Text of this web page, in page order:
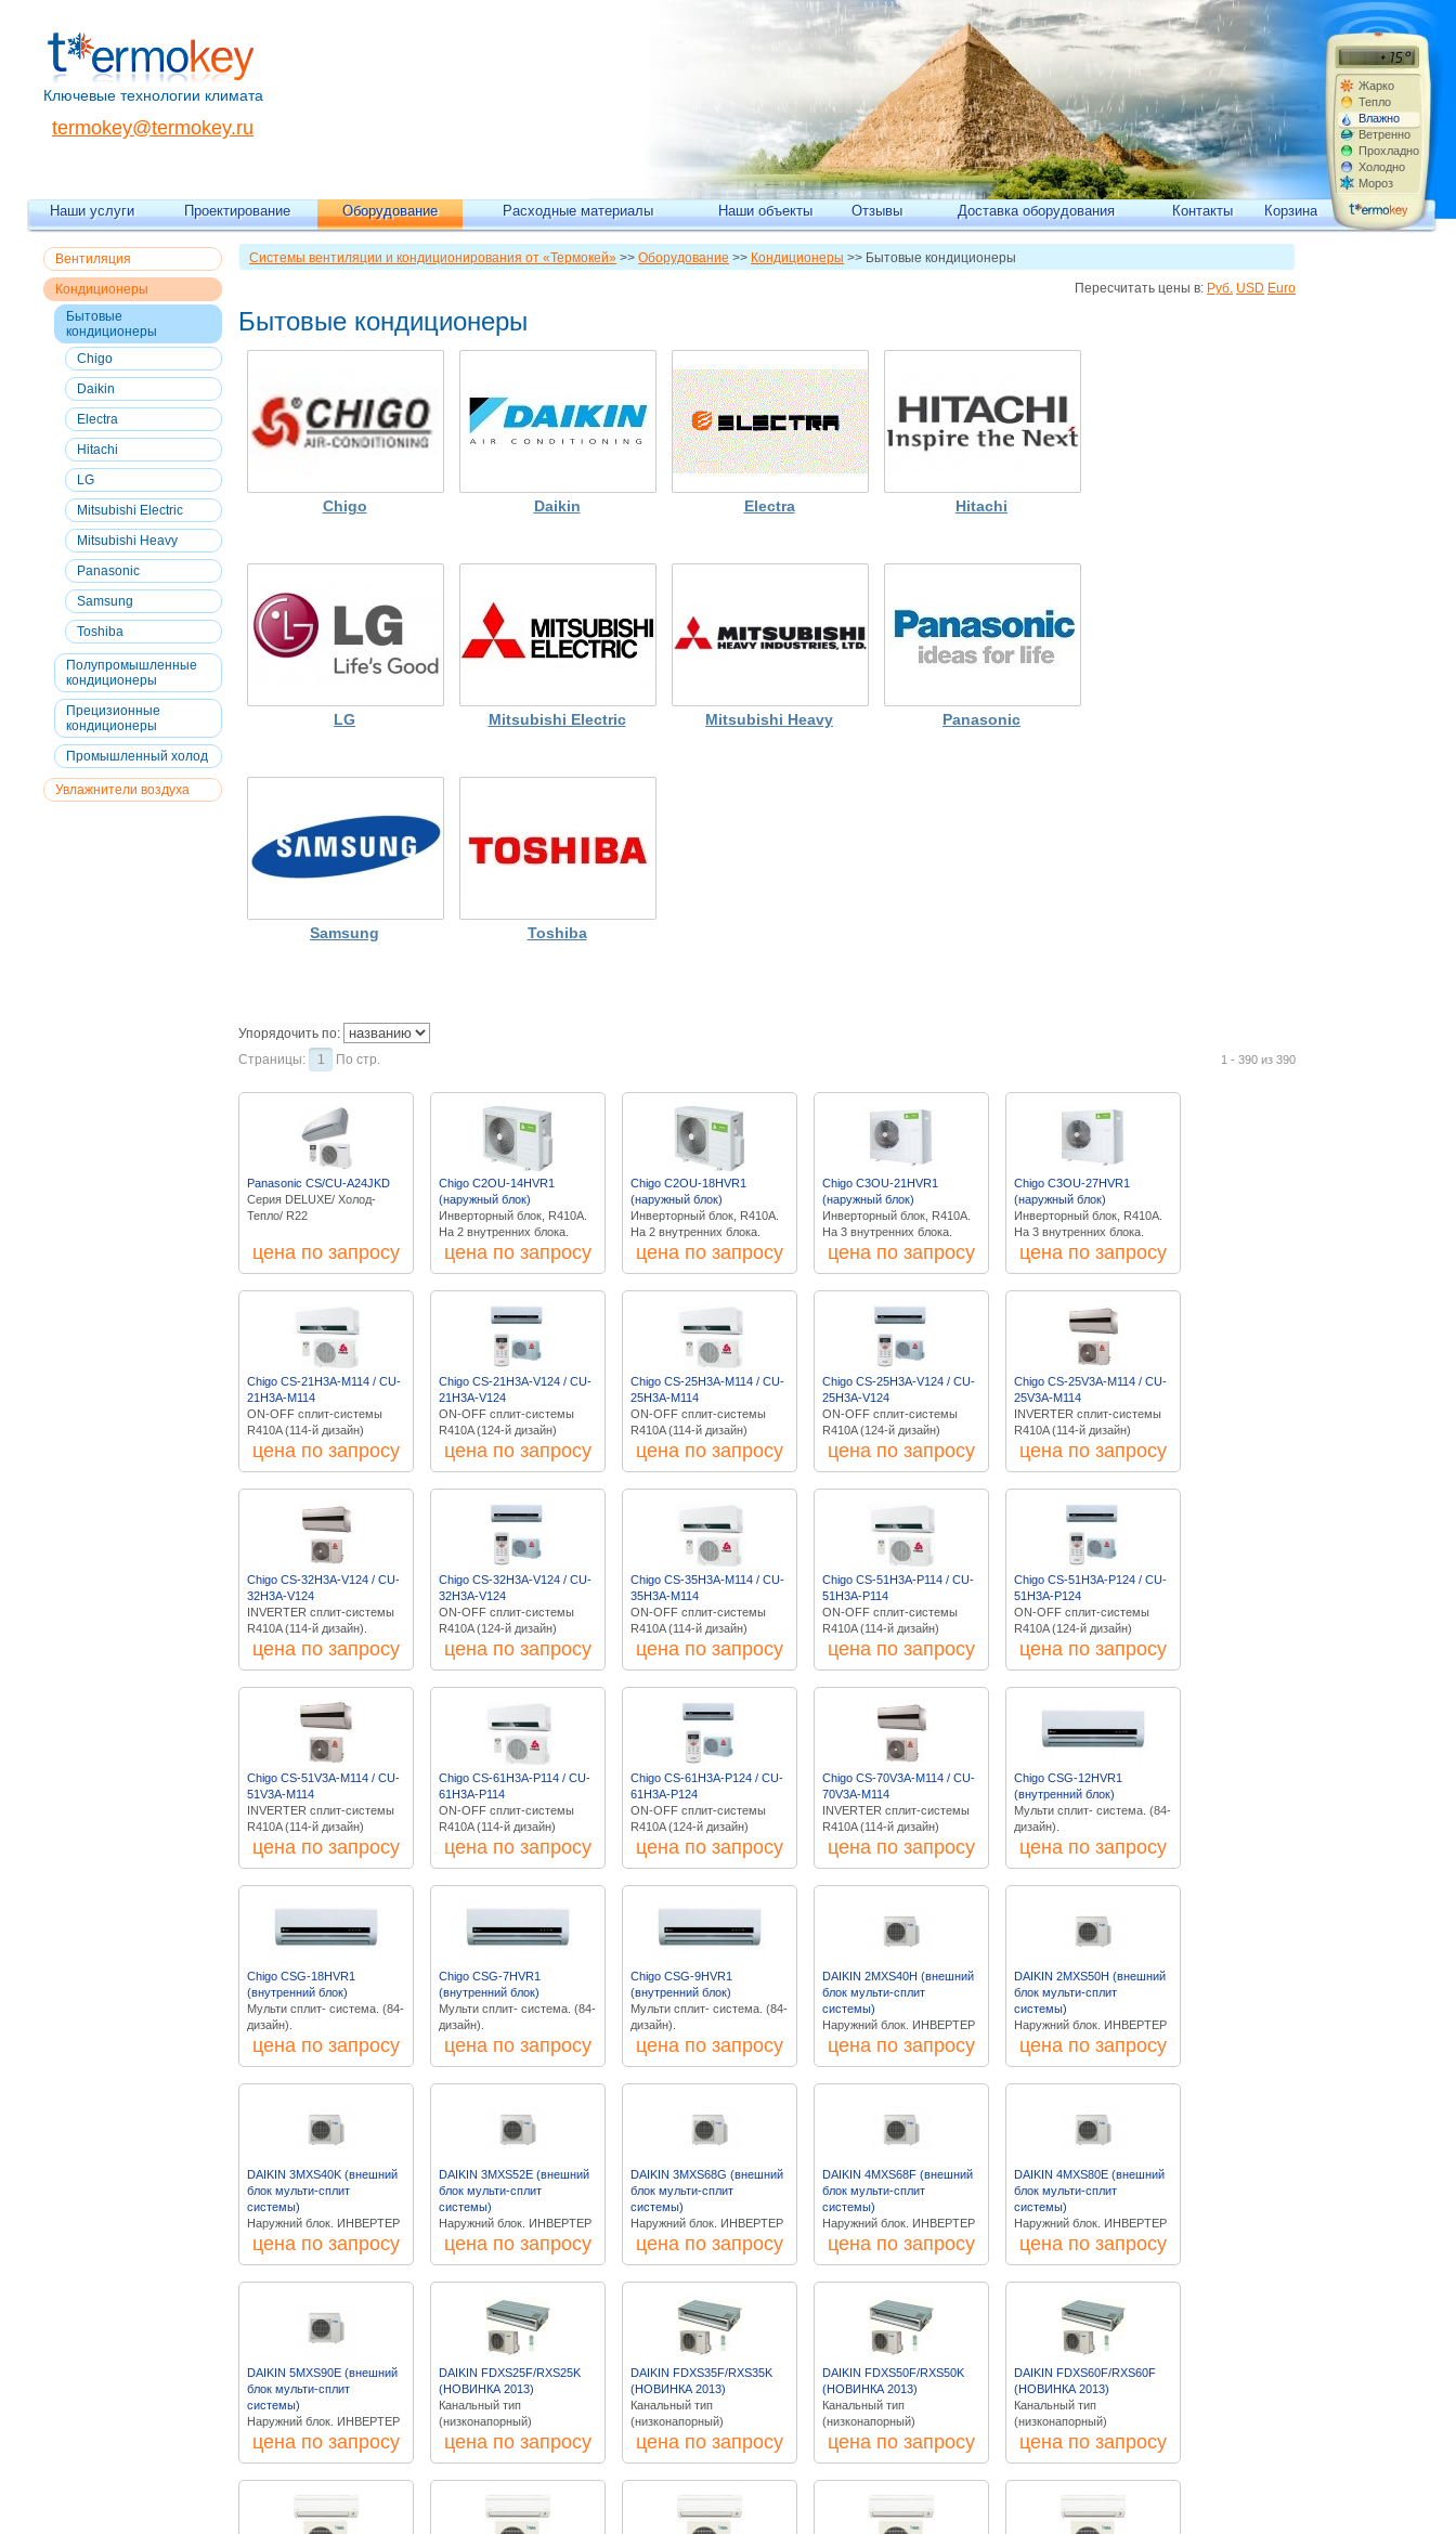
Жарко
Тепло
Влажно
Ветренно
Прохладно
Холодно
Мороз
Ключевые технологии климата
termokey@termokey.ru
Наши услуги Проектирование Оборудование Расходные материалы Наши объекты Отзывы Доставка оборудования Контакты Корзина
Вентиляция
Кондиционеры
Бытовые
кондиционеры
Chigo
Daikin
Electra
Hitachi
LG
Mitsubishi Electric
Mitsubishi Heavy
Panasonic
Samsung
Toshiba
Полупромышленные
кондиционеры
Прецизионные
кондиционеры
Промышленный холод
Увлажнители воздуха
Системы вентиляции и кондиционирования от «Термокей» >> Оборудование >> Кондиционеры >> Бытовые кондиционеры
Пересчитать цены в: Руб. USD Euro
Бытовые кондиционеры
Chigo Daikin Electra Hitachi
LG Mitsubishi Electric Mitsubishi Heavy Panasonic
Samsung Toshiba
Упорядочить по:
1 - 390 из 390
Страницы: 1 По стр.
Panasonic CS/CU-A24JKD
Серия DELUXE/ Холод-
Тепло/ R22
цена по запросу
Chigo C2OU-14HVR1
(наружный блок)
Инверторный блок, R410A.
На 2 внутренних блока.
цена по запросу
Chigo C2OU-18HVR1
(наружный блок)
Инверторный блок, R410A.
На 2 внутренних блока.
цена по запросу
Chigo C3OU-21HVR1
(наружный блок)
Инверторный блок, R410A.
На 3 внутренних блока.
цена по запросу
Chigo C3OU-27HVR1
(наружный блок)
Инверторный блок, R410A.
На 3 внутренних блока.
цена по запросу
Chigo CS-21H3A-M114 / CU-
21H3A-M114
ON-OFF сплит-системы
R410A (114-й дизайн)
цена по запросу
Chigo CS-21H3A-V124 / CU-
21H3A-V124
ON-OFF сплит-системы
R410A (124-й дизайн)
цена по запросу
Chigo CS-25H3A-M114 / CU-
25H3A-M114
ON-OFF сплит-системы
R410A (114-й дизайн)
цена по запросу
Chigo CS-25H3A-V124 / CU-
25H3A-V124
ON-OFF сплит-системы
R410A (124-й дизайн)
цена по запросу
Chigo CS-25V3A-M114 / CU-
25V3A-M114
INVERTER сплит-системы
R410A (114-й дизайн)
цена по запросу
Chigo CS-32H3A-V124 / CU-
32H3A-V124
INVERTER сплит-системы
R410A (114-й дизайн).
цена по запросу
Chigo CS-32H3A-V124 / CU-
32H3A-V124
ON-OFF сплит-системы
R410A (124-й дизайн)
цена по запросу
Chigo CS-35H3A-M114 / CU-
35H3A-M114
ON-OFF сплит-системы
R410A (114-й дизайн)
цена по запросу
Chigo CS-51H3A-P114 / CU-
51H3A-P114
ON-OFF сплит-системы
R410A (114-й дизайн)
цена по запросу
Chigo CS-51H3A-P124 / CU-
51H3A-P124
ON-OFF сплит-системы
R410A (124-й дизайн)
цена по запросу
Chigo CS-51V3A-M114 / CU-
51V3A-M114
INVERTER сплит-системы
R410A (114-й дизайн)
цена по запросу
Chigo CS-61H3A-P114 / CU-
61H3A-P114
ON-OFF сплит-системы
R410A (114-й дизайн)
цена по запросу
Chigo CS-61H3A-P124 / CU-
61H3A-P124
ON-OFF сплит-системы
R410A (124-й дизайн)
цена по запросу
Chigo CS-70V3A-M114 / CU-
70V3A-M114
INVERTER сплит-системы
R410A (114-й дизайн)
цена по запросу
Chigo CSG-12HVR1
(внутренний блок)
Мульти сплит- система. (84-
дизайн).
цена по запросу
Chigo CSG-18HVR1
(внутренний блок)
Мульти сплит- система. (84-
дизайн).
цена по запросу
Chigo CSG-7HVR1
(внутренний блок)
Мульти сплит- система. (84-
дизайн).
цена по запросу
Chigo CSG-9HVR1
(внутренний блок)
Мульти сплит- система. (84-
дизайн).
цена по запросу
DAIKIN 2MXS40H (внешний
блок мульти-сплит
системы)
Наружний блок. ИНВЕРТЕР
цена по запросу
DAIKIN 2MXS50H (внешний
блок мульти-сплит
системы)
Наружний блок. ИНВЕРТЕР
цена по запросу
DAIKIN 3MXS40K (внешний
блок мульти-сплит
системы)
Наружний блок. ИНВЕРТЕР
цена по запросу
DAIKIN 3MXS52E (внешний
блок мульти-сплит
системы)
Наружний блок. ИНВЕРТЕР
цена по запросу
DAIKIN 3MXS68G (внешний
блок мульти-сплит
системы)
Наружний блок. ИНВЕРТЕР
цена по запросу
DAIKIN 4MXS68F (внешний
блок мульти-сплит
системы)
Наружний блок. ИНВЕРТЕР
цена по запросу
DAIKIN 4MXS80E (внешний
блок мульти-сплит
системы)
Наружний блок. ИНВЕРТЕР
цена по запросу
DAIKIN 5MXS90E (внешний
блок мульти-сплит
системы)
Наружний блок. ИНВЕРТЕР
цена по запросу
DAIKIN FDXS25F/RXS25K
(НОВИНКА 2013)
Канальный тип
(низконапорный)
цена по запросу
DAIKIN FDXS35F/RXS35K
(НОВИНКА 2013)
Канальный тип
(низконапорный)
цена по запросу
DAIKIN FDXS50F/RXS50K
(НОВИНКА 2013)
Канальный тип
(низконапорный)
цена по запросу
DAIKIN FDXS60F/RXS60F
(НОВИНКА 2013)
Канальный тип
(низконапорный)
цена по запросу